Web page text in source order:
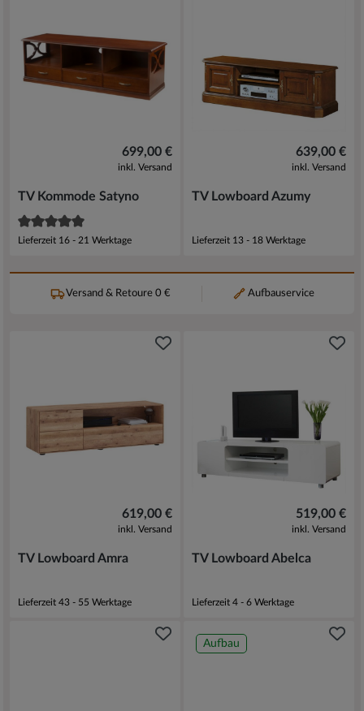
Versand & Retoure 0 € Aufbauservice
699,00 €
inkl. Versand
TV Kommode Satyno
Lieferzeit 16 - 21 Werktage
639,00 €
inkl. Versand
TV Lowboard Azumy
Lieferzeit 13 - 18 Werktage
619,00 €
inkl. Versand
TV Lowboard Amra
Lieferzeit 43 - 55 Werktage
519,00 €
inkl. Versand
TV Lowboard Abelca
Lieferzeit 4 - 6 Werktage
Aufbau